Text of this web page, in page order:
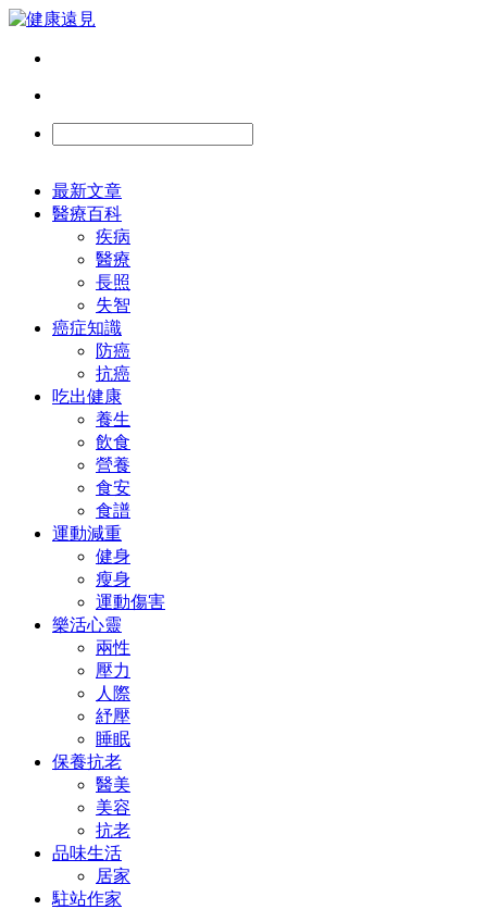
最新文章
醫療百科
疾病
醫療
長照
失智
癌症知識
防癌
抗癌
吃出健康
養生
飲食
營養
食安
食譜
運動減重
健身
瘦身
運動傷害
樂活心靈
兩性
壓力
人際
紓壓
睡眠
保養抗老
醫美
美容
抗老
品味生活
居家
駐站作家